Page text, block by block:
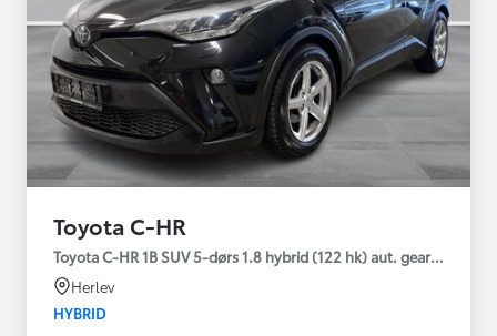
Toyota C-HR
Toyota C-HR 1B SUV 5-dørs 1.8 hybrid (122 hk) aut. gear C-LUB -
Herlev
HYBRID